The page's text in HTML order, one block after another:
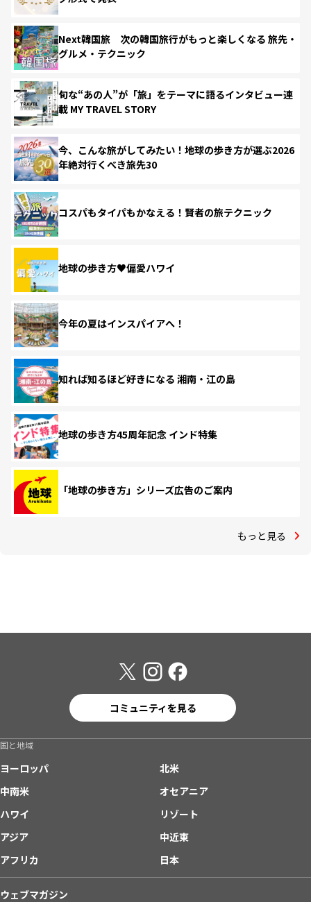
Next韓国旅 次の韓国旅行がもっと楽しくなる 旅先・
グルメ・テクニック
旬な“あの人”が「旅」をテーマに語るインタビュー連
載 MY TRAVEL STORY
今、こんな旅がしてみたい！地球の歩き方が選ぶ2026
年絶対行くべき旅先30
コスパもタイパもかなえる！賢者の旅テクニック
地球の歩き方♥偏愛ハワイ
今年の夏はインスパイアへ！
知れば知るほど好きになる 湘南・江の島
地球の歩き方45周年記念 インド特集
「地球の歩き方」シリーズ広告のご案内
もっと見る
コミュニティを見る
国と地域
ヨーロッパ
北米
中南米
オセアニア
ハワイ
リゾート
アジア
中近東
アフリカ
日本
ウェブマガジン